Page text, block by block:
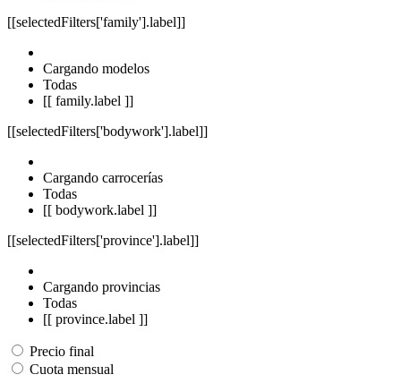
[[selectedFilters['family'].label]]
Cargando modelos
Todas
[[ family.label ]]
[[selectedFilters['bodywork'].label]]
Cargando carrocerías
Todas
[[ bodywork.label ]]
[[selectedFilters['province'].label]]
Cargando provincias
Todas
[[ province.label ]]
Precio final
Cuota mensual